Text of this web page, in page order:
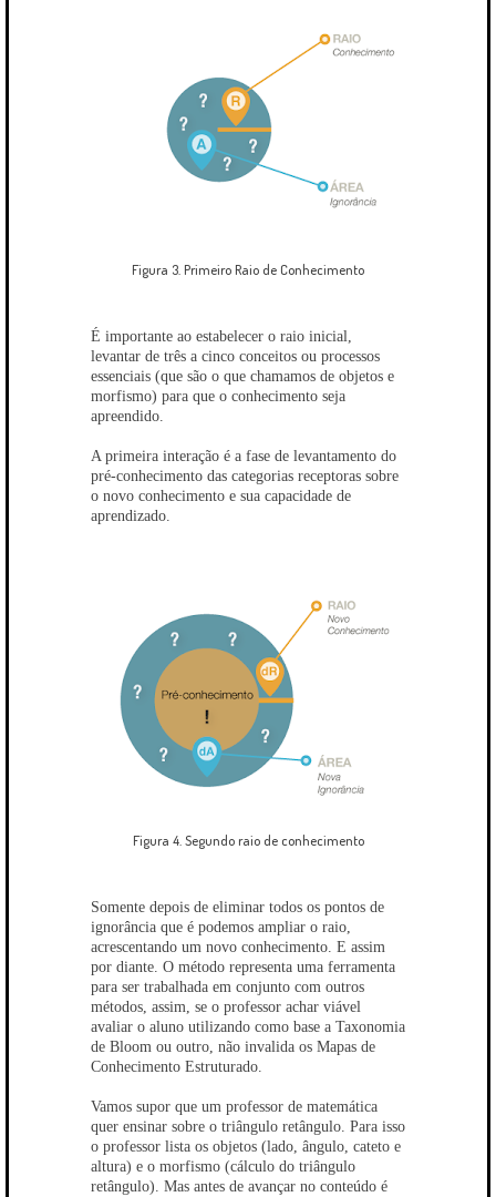
Figura 3. Primeiro Raio de Conhecimento
É importante ao estabelecer o raio inicial,
levantar de três a cinco conceitos ou processos
essenciais (que são o que chamamos de objetos e
morfismo) para que o conhecimento seja
apreendido.
A primeira interação é a fase de levantamento do
pré-conhecimento das categorias receptoras sobre
o novo conhecimento e sua capacidade de
aprendizado.
Figura 4. Segundo raio de conhecimento
Somente depois de eliminar todos os pontos de
ignorância que é podemos ampliar o raio,
acrescentando um novo conhecimento. E assim
por diante. O método representa uma ferramenta
para ser trabalhada em conjunto com outros
métodos, assim, se o professor achar viável
avaliar o aluno utilizando como base a Taxonomia
de Bloom ou outro, não invalida os Mapas de
Conhecimento Estruturado.
Vamos supor que um professor de matemática
quer ensinar sobre o triângulo retângulo. Para isso
o professor lista os objetos (lado, ângulo, cateto e
altura) e o morfismo (cálculo do triângulo
retângulo). Mas antes de avançar no conteúdo é